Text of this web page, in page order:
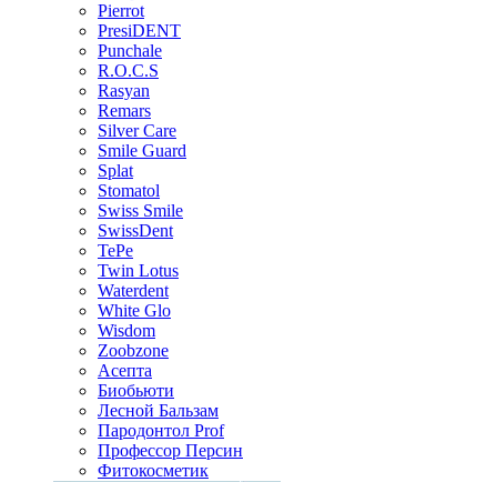
Pierrot
PresiDENT
Punchale
R.O.C.S
Rasyan
Remars
Silver Care
Smile Guard
Splat
Stomatol
Swiss Smile
SwissDent
TePe
Twin Lotus
Waterdent
White Glo
Wisdom
Zoobzone
Асепта
Биобьюти
Лесной Бальзам
Пародонтол Prof
Профессор Персин
Фитокосметик